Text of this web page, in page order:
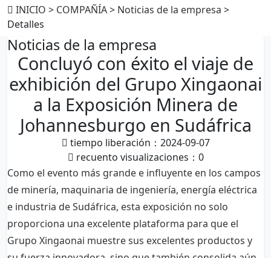
INICIO > COMPAÑÍA> Noticias de la empresa >
Detalles
Noticias de la empresa
Concluyó con éxito el viaje de
exhibición del Grupo Xingaonai
a la Exposición Minera de
Johannesburgo en Sudáfrica
tiempo liberación：2024-09-07
recuento visualizaciones： 0
Como el evento más grande e influyente en los campos
de minería, maquinaria de ingeniería, energía eléctrica
e industria de Sudáfrica, esta exposición no solo
proporciona una excelente plataforma para que el
Grupo Xingaonai muestre sus excelentes productos y